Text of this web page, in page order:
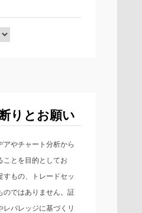
断りとお願い
アやチャート分析から
ことを目的としてお
すもの、トレードセッ
のではありません。証
バレッジに基づくリ